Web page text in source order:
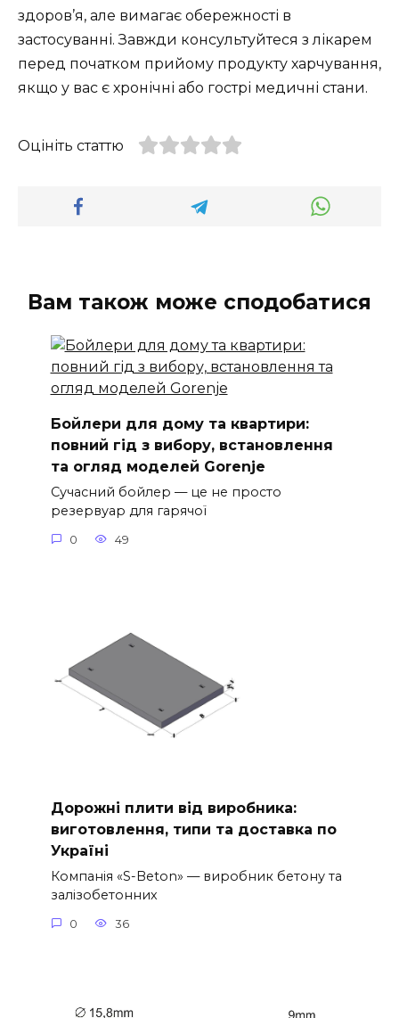
здоров’я, але вимагає обережності в
застосуванні. Завжди консультуйтеся з лікарем
перед початком прийому продукту харчування,
якщо у вас є хронічні або гострі медичні стани.
Оцініть статтю
Вам також може сподобатися
Бойлери для дому та квартири:
повний гід з вибору, встановлення
та огляд моделей Gorenje
Сучасний бойлер — це не просто
резервуар для гарячої
0 49
Дорожні плити від виробника:
виготовлення, типи та доставка по
Україні
Компанія «S-Beton» — виробник бетону та
залізобетонних
0 36